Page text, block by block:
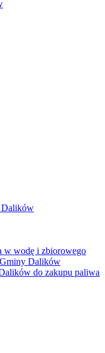
Dalików
w wodę i zbiorowego
Dalików
do zakupu paliwa